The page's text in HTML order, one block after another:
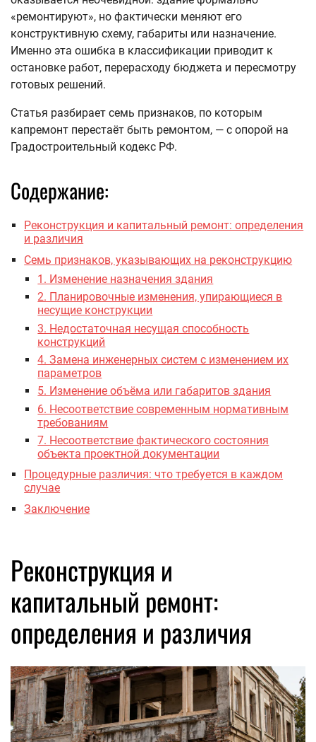
«ремонтируют», но фактически меняют его
конструктивную схему, габариты или назначение.
Именно эта ошибка в классификации приводит к
остановке работ, перерасходу бюджета и пересмотру
готовых решений.
Статья разбирает семь признаков, по которым
капремонт перестаёт быть ремонтом, — с опорой на
Градостроительный кодекс РФ.
Содержание:
Реконструкция и капитальный ремонт: определения
и различия
Семь признаков, указывающих на реконструкцию
1. Изменение назначения здания
2. Планировочные изменения, упирающиеся в
несущие конструкции
3. Недостаточная несущая способность
конструкций
4. Замена инженерных систем с изменением их
параметров
5. Изменение объёма или габаритов здания
6. Несоответствие современным нормативным
требованиям
7. Несоответствие фактического состояния
объекта проектной документации
Процедурные различия: что требуется в каждом
случае
Заключение
Реконструкция и
капитальный ремонт:
определения и различия